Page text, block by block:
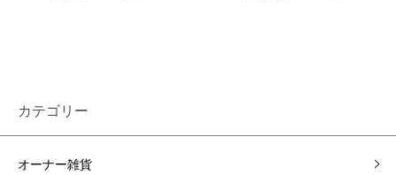
カテゴリー
オーナー雑貨